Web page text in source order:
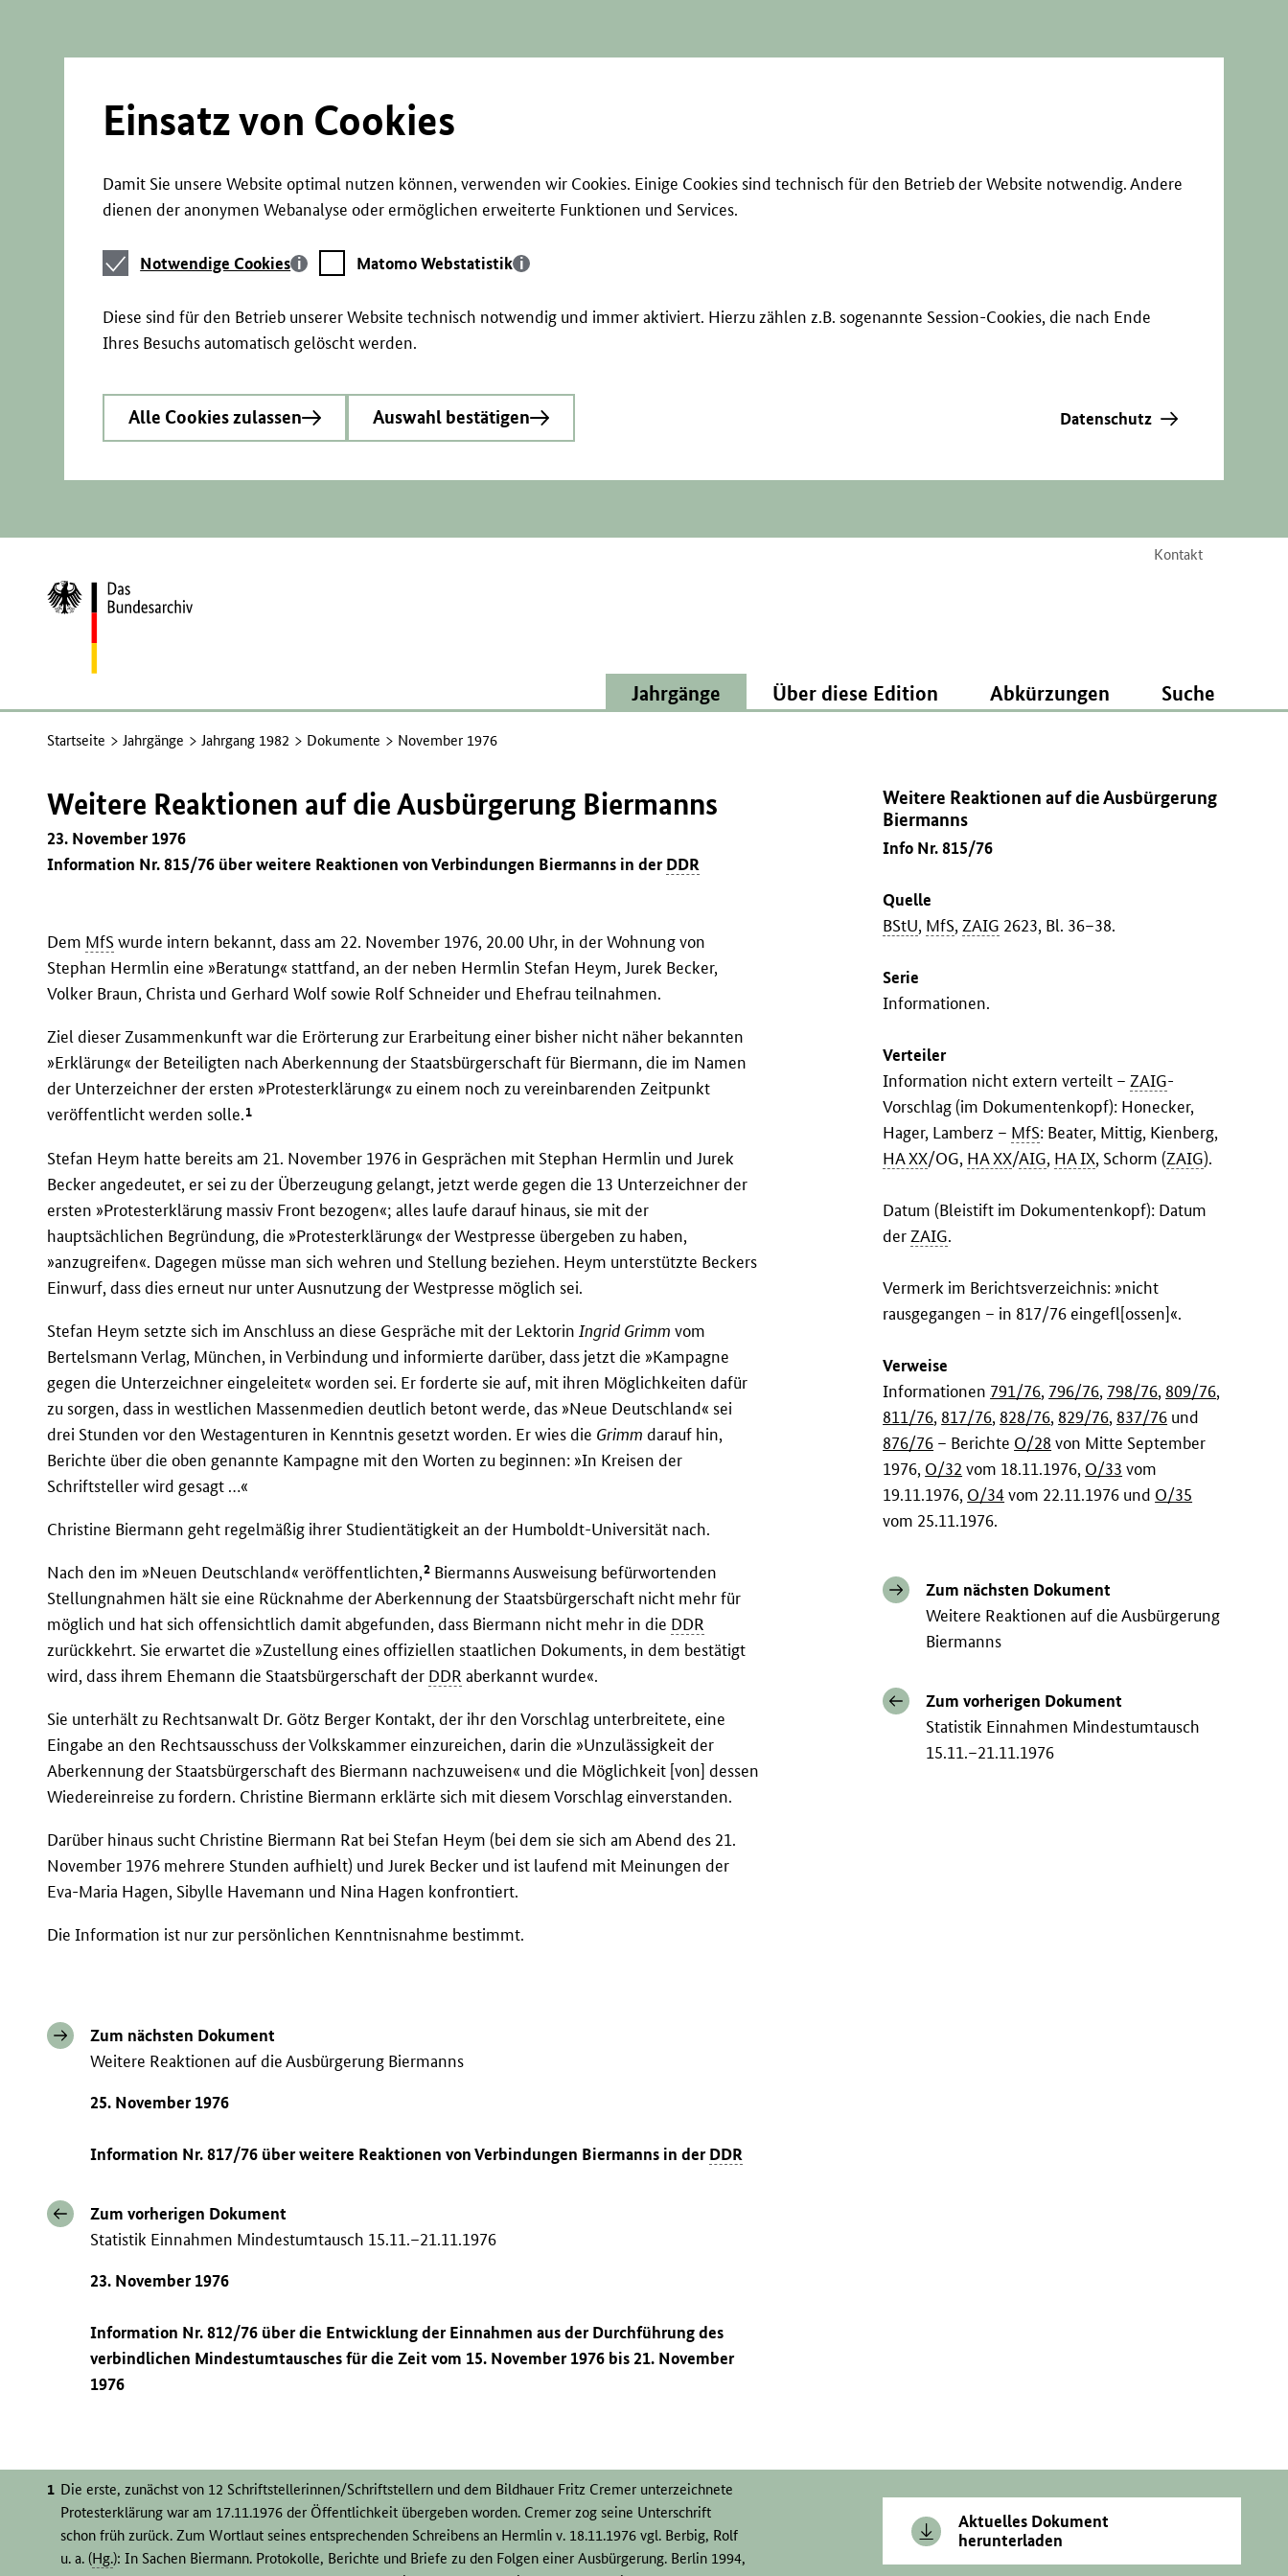
Einsatz von Cookies
Damit Sie unsere Website optimal nutzen können, verwenden wir Cookies. Einige Cookies sind technisch für den Betrieb der Website notwendig. Andere
dienen der anonymen Webanalyse oder ermöglichen erweiterte Funktionen und Services.
Notwendige
Cookies
Notwendige Cookies
Matomo
Webstatistik
Matomo Webstatistik
Diese sind für den Betrieb unserer Website technisch notwendig und immer aktiviert. Hierzu zählen z.B. sogenannte Session-Cookies, die nach Ende
Ihres Besuchs automatisch gelöscht werden.
Alle Cookies zulassen Auswahl bestätigen Datenschutz
Kontakt
Zur
Startseite
Jahrgänge Über diese Edition Abkürzungen Suche
Startseite Jahrgänge Jahrgang 1982 Dokumente November 1976
Weitere Reaktionen auf die Ausbürgerung
Biermanns
Info Nr. 815/76
Quelle
BStU, MfS,ZAIG 2623, Bl. 36–38.
Serie
Informationen.
Verteiler
Information nicht extern verteilt –ZAIG-
Vorschlag (im Dokumentenkopf): Honecker,
Hager, Lamberz – MfS: Beater, Mittig, Kienberg,
HA XX/OG, HA XX/AIG, HA IX, Schorm (ZAIG).
Datum (Bleistift im Dokumentenkopf): Datum
derZAIG.
Vermerk im Berichtsverzeichnis: »nicht
rausgegangen – in 817/76 eingefl[ossen]«.
Verweise
Informationen 791/76, 796/76, 798/76, 809/76,
811/76, 817/76, 828/76, 829/76, 837/76 und
876/76 – Berichte O/28 von Mitte September
1976, O/32 vom 18.11.1976, O/33 vom
19.11.1976, O/34vom 22.11.1976 und O/35
vom 25.11.1976.
Zum nächsten Dokument
Weitere Reaktionen auf die Ausbürgerung
Biermanns
Zum vorherigen Dokument
Statistik Einnahmen Mindestumtausch
15.11.–21.11.1976
Weitere Reaktionen auf die Ausbürgerung Biermanns
23. November 1976
Information Nr. 815/76 über weitere Reaktionen von Verbindungen Biermanns in derDDR
Dem MfSwurde intern bekannt, dass am 22. November 1976, 20.00 Uhr, in der Wohnung von
Stephan Hermlin eine »Beratung« stattfand, an der neben Hermlin Stefan Heym, Jurek Becker,
Volker Braun, Christa und Gerhard Wolf sowie Rolf Schneider und Ehefrau teilnahmen.
Ziel dieser Zusammenkunft war die Erörterung zur Erarbeitung einer bisher nicht näher bekannten
»Erklärung« der Beteiligten nach Aberkennung der Staatsbürgerschaft für Biermann, die im Namen
der Unterzeichner der ersten »Protesterklärung« zu einem noch zu vereinbarenden Zeitpunkt
veröffentlicht werden solle.1
Stefan Heym hatte bereits am 21. November 1976 in Gesprächen mit Stephan Hermlin und Jurek
Becker angedeutet, er sei zu der Überzeugung gelangt, jetzt werde gegen die 13 Unterzeichner der
ersten »Protesterklärung massiv Front bezogen«; alles laufe darauf hinaus, sie mit der
hauptsächlichen Begründung, die »Protesterklärung« der Westpresse übergeben zu haben,
»anzugreifen«. Dagegen müsse man sich wehren und Stellung beziehen. Heym unterstützte Beckers
Einwurf, dass dies erneut nur unter Ausnutzung der Westpresse möglich sei.
Stefan Heym setzte sich im Anschluss an diese Gespräche mit der Lektorin Ingrid Grimm vom
Bertelsmann Verlag, München, in Verbindung und informierte darüber, dass jetzt die »Kampagne
gegen die Unterzeichner eingeleitet« worden sei. Er forderte sie auf, mit ihren Möglichkeiten dafür
zu sorgen, dass in westlichen Massenmedien deutlich betont werde, das »Neue Deutschland« sei
drei Stunden vor den Westagenturen in Kenntnis gesetzt worden. Er wies die Grimm darauf hin,
Berichte über die oben genannte Kampagne mit den Worten zu beginnen: »In Kreisen der
Schriftsteller wird gesagt …«
Christine Biermann geht regelmäßig ihrer Studientätigkeit an der Humboldt-Universität nach.
Nach den im »Neuen Deutschland« veröffentlichten,2 Biermanns Ausweisung befürwortenden
Stellungnahmen hält sie eine Rücknahme der Aberkennung der Staatsbürgerschaft nicht mehr für
möglich und hat sich offensichtlich damit abgefunden, dass Biermann nicht mehr in die DDR
zurückkehrt. Sie erwartet die »Zustellung eines offiziellen staatlichen Dokuments, in dem bestätigt
wird, dass ihrem Ehemann die Staatsbürgerschaft der DDR aberkannt wurde«.
Sie unterhält zu Rechtsanwalt Dr. Götz Berger Kontakt, der ihr den Vorschlag unterbreitete, eine
Eingabe an den Rechtsausschuss der Volkskammer einzureichen, darin die »Unzulässigkeit der
Aberkennung der Staatsbürgerschaft des Biermann nachzuweisen« und die Möglichkeit [von] dessen
Wiedereinreise zu fordern. Christine Biermann erklärte sich mit diesem Vorschlag einverstanden.
Darüber hinaus sucht Christine Biermann Rat bei Stefan Heym (bei dem sie sich am Abend des 21.
November 1976 mehrere Stunden aufhielt) und Jurek Becker und ist laufend mit Meinungen der
Eva-Maria Hagen, Sibylle Havemann und Nina Hagen konfrontiert.
Die Information ist nur zur persönlichen Kenntnisnahme bestimmt.
Zum nächsten Dokument
Weitere Reaktionen auf die Ausbürgerung Biermanns
25. November 1976
Information Nr. 817/76 über weitere Reaktionen von Verbindungen Biermanns in derDDR
Zum vorherigen Dokument
Statistik Einnahmen Mindestumtausch 15.11.–21.11.1976
23. November 1976
Information Nr. 812/76 über die Entwicklung der Einnahmen aus der Durchführung des
verbindlichen Mindestumtausches für die Zeit vom 15. November 1976 bis 21. November
1976
Die erste, zunächst von 12 Schriftstellerinnen/Schriftstellern und dem Bildhauer Fritz Cremer unterzeichnete
Protesterklärung war am 17.11.1976 der Öffentlichkeit übergeben worden. Cremer zog seine Unterschrift
schon früh zurück. Zum Wortlaut seines entsprechenden Schreibens an Hermlin v. 18.11.1976 vgl. Berbig, Rolf
u. a. (Hg.): In Sachen Biermann. Protokolle, Berichte und Briefe zu den Folgen einer Ausbürgerung. Berlin 1994,
Aktuelles Dokument
herunterladen